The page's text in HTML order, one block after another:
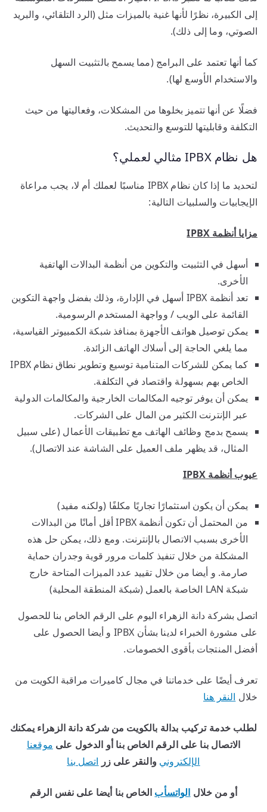
إلى الكبيرة، نظرًا لأنها غنية بالميزات مثل (الرد التلقائي، والبريد
الصوتي، وما إلى ذلك).
كما أنها تعتمد على البرامج (مما يسمح بالتثبيت السهل
والاستخدام الأوسع لها).
فضلًا عن أنها تتميز بخلوها من المشكلات، وفعاليتها من حيث
التكلفة وقابليتها للتوسع والتحديث.
هل نظام IPBX مثالي لعملي؟
لتحديد ما إذا كان نظام IPBX مناسبًا لعملك أم لا، يجب مراعاة
الإيجابيات والسلبيات التالية:
مزايا أنظمة IPBX
أسهل في التثبيت والتكوين من أنظمة البدالات الهاتفية
الأخرى.
تعد أنظمة IPBX أسهل في الإدارة، وذلك بفضل واجهة التكوين
القائمة على الويب / وواجهة المستخدم الرسومية.
يمكن توصيل هواتف الأجهزة بمنافذ شبكة الكمبيوتر القياسية،
مما يلغي الحاجة إلى أسلاك الهاتف الزائدة.
كما يمكن للشركات المتنامية توسيع وتطوير نطاق نظام IPBX
الخاص بهم بسهولة واقتصاد في التكلفة.
يمكن أن يوفر توجيه المكالمات الخارجية والمكالمات الدولية
عبر الإنترنت الكثير من المال على الشركات.
يسمح بدمج وظائف الهاتف مع تطبيقات الأعمال (على سبيل
المثال، قد يظهر ملف العميل على الشاشة عند الاتصال).
عيوب أنظمة IPBX
يمكن أن يكون استثمارًا تجاريًا مكلفًا (ولكنه مفيد)
من المحتمل أن تكون أنظمة IPBX أقل أمانًا من البدالات
الأخرى بسبب الاتصال بالإنترنت. ومع ذلك، يمكن حل هذه
المشكلة من خلال تنفيذ كلمات مرور قوية وجدران حماية
صارمة. و أيضا من خلال تقييد عدد الميزات المتاحة خارج
شبكة LAN الخاصة بالعمل (شبكة المنطقة المحلية)
اتصل بشركة دانة الزهراء اليوم على الرقم الخاص بنا للحصول
على مشورة الخبراء لدينا بشأن IPBX و أيضا الحصول على
أفضل المنتجات بأقوى الخصومات.
تعرف أيضًا على خدماتنا في مجال كاميرات مراقبة الكويت من
خلال النقر هنا
لطلب خدمة تركيب بدالة بالكويت من شركة دانة الزهراء يمكنك
الاتصال بنا على الرقم الخاص بنا أو الدخول على موقعنا
الإلكتروني والنقر على زر اتصل بنا
أو من خلال الواتسأب الخاص بنا أيضا على نفس الرقم